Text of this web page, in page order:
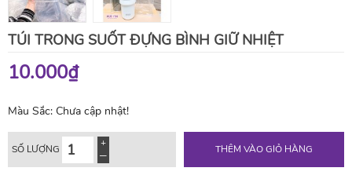
TÚI TRONG SUỐT ĐỰNG BÌNH GIỮ NHIỆT
10.000₫
Màu Sắc: Chưa cập nhật!
SỐ LƯỢNG THÊM VÀO GIỎ HÀNG